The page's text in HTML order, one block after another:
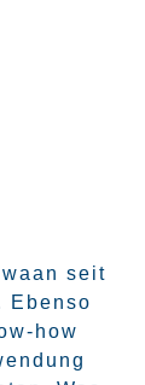
seit
Ebenso
how